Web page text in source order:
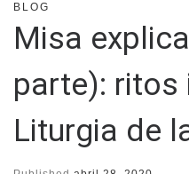
BLOG
Misa
parte): ritos
Liturgia de